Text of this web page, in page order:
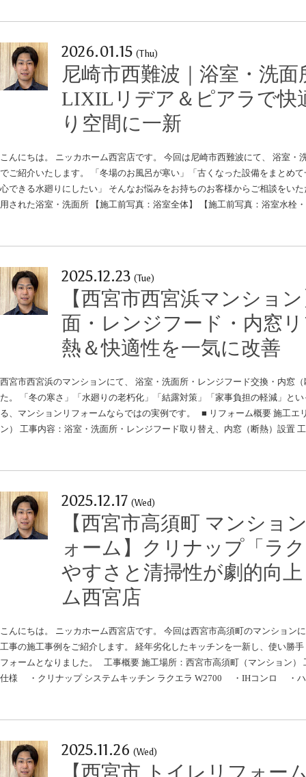
2026.01.15 (Thu)
尼崎市西難波｜浴室・洗
LIXILリデア＆ピアラで快
り空間に一新
こんにちは。 ニッカホーム西宮店です。 今回は尼崎市西難波にて、 浴室・
でご紹介いたします。 「冬場のお風呂が寒い」「古くなった設備をまとめ
心できる水廻りにしたい」 そんなお悩みをお持ちのお客様からご相談をい
用された浴室・洗面所 【施工前写真：浴室全体】 【施工前写真：浴室水栓
2025.12.23 (Tue)
【西宮市西宮浜マンショ
面・レンジフード・内窓
熱＆快適性を一気に改善
西宮市西宮浜のマンションにて、 浴室・洗面所・レンジフード交換・内窓
た。 「冬の寒さ」「水廻りの老朽化」「結露対策」「家事負担の軽減」と
る、マンションリフォームならではの実例です。 ■ リフォーム概要 施工エ
ン） 工事内容：浴室・洗面所・レンジフード取り替え、内窓（断熱）設置
2025.12.17 (Wed)
【西宮市高須町 マンショ
ォーム】クリナップ「ラ
やすさと清掃性が劇的向
ム西宮店
こんにちは。 ニッカホーム西宮店です。 今回は西宮市高須町のマンション
工事の施工事例をご紹介します。 経年劣化したキッチンを一新し、使い勝
フォームとなりました。 工事概要 施工場所：西宮市高須町（マンション）
仕様 ・クリナップ システムキッチン ラクエラ W2700 ・IHコンロ ・ハ
2025.11.26 (Wed)
【西宮市 トイレリフォー